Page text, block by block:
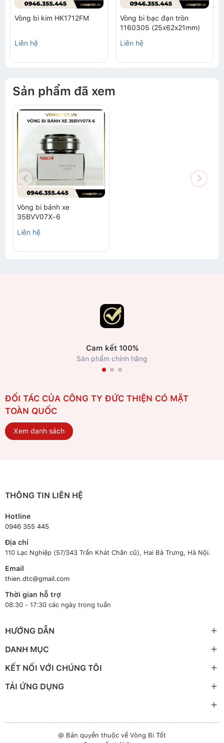
Vòng bi kim HK1712FM
Liên hệ
Vòng bi bạc đạn tròn
1160305 (25x62x21mm)
Liên hệ
Sản phẩm đã xem
Vòng bi bánh xe
35BVV07X-6
Liên hệ
Cam kết 100%
Sản phẩm chính hãng
ĐỐI TÁC CỦA CÔNG TY ĐỨC THIỆN CÓ MẶT
TOÀN QUỐC
Xem danh sách
THÔNG TIN LIÊN HỆ
Hotline
0946 355 445
Địa chỉ
110 Lạc Nghiệp (57/343 Trần Khát Chân cũ), Hai Bà Trưng, Hà Nội.
Email
thien.dtc@gmail.com
Thời gian hỗ trợ
08:30 - 17:30 các ngày trong tuần
HƯỚNG DẪN
DANH MỤC
KẾT NỐI VỚI CHÚNG TÔI
TẢI ỨNG DỤNG
@ Bản quyền thuộc về Vòng Bi Tốt